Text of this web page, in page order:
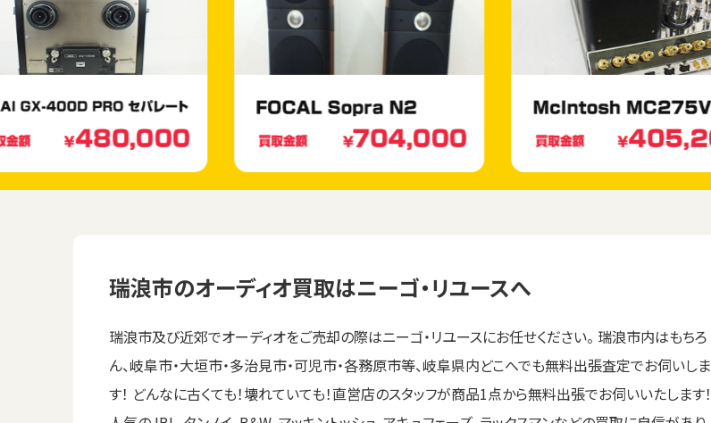
瑞浪市のオーディオ買取はニーゴ・リユースへ
瑞浪市及び近郊でオーディオをご売却の際はニーゴ・リユースにお任せください。 瑞浪市内はもちろ
ん、岐阜市・大垣市・多治見市・可児市・各務原市等、岐阜県内どこへでも無料出張査定でお伺いしま
す！ どんなに古くても！壊れていても！直営店のスタッフが商品1点から無料出張でお伺いいたします！